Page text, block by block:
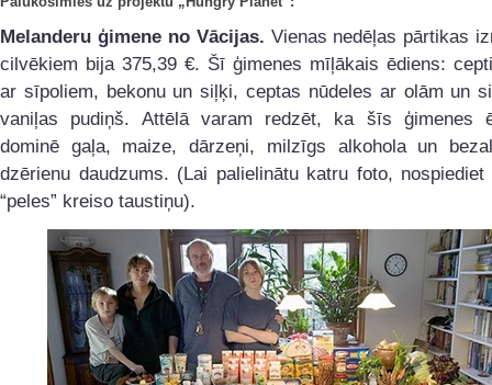
Melanderu ģimene no Vācijas. Vienas nedēļas pārtikas
cilvēkiem bija 375,39 €. Šī ģimenes mīļākais ēdiens:
ar sīpoliem, bekonu un siļķi, ceptas nūdeles ar olām un
vaniļas pudiņš. Attēlā varam redzēt, ka šīs ģimenes
dominē gaļa, maize, dārzeņi, milzīgs alkohola un
dzērienu daudzums. (Lai palielinātu katru foto,
“peles” kreiso taustiņu).